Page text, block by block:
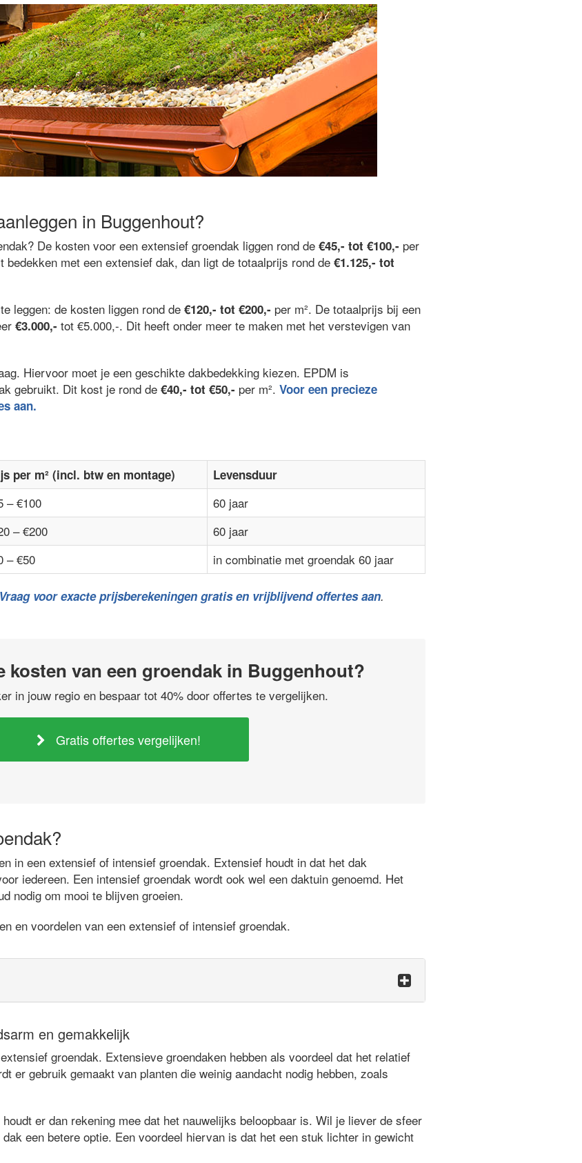
in Buggenhout?
De kosten voor een extensief groendak liggen rond de €45,- tot €100,- per
bedekken met een extensief dak, dan ligt de totaalprijs rond de €1.125,- tot
leggen: de kosten liggen rond de €120,- tot €200,- per m². De totaalprijs bij een
€3.000,- tot €5.000,-. Dit heeft onder meer te maken met het verstevigen van
Hiervoor moet je een geschikte dakbedekking kiezen. EPDM is
gebruikt. Dit kost je rond de €40,- tot €50,- per m². Voor een precieze
aan.
per m² (incl. btw en montage) Levensduur
– €100
60 jaar
– €200
60 jaar
– €50 in combinatie met groendak 60 jaar
Vraag voor exacte prijsberekeningen gratis en vrijblijvend offertes aan.
kosten van een groendak in Buggenhout?
in jouw regio en bespaar tot 40% door offertes te vergelijken.
Gratis offertes vergelijken!
in een extensief of intensief groendak. Extensief houdt in dat het dak
iedereen. Een intensief groendak wordt ook wel een daktuin genoemd. Het
nodig om mooi te blijven groeien.
en voordelen van een extensief of intensief groendak.
en gemakkelijk
groendak. Extensieve groendaken hebben als voordeel dat het relatief
er gebruik gemaakt van planten die weinig aandacht nodig hebben, zoals
er dan rekening mee dat het nauwelijks beloopbaar is. Wil je liever de sfeer
een betere optie. Een voordeel hiervan is dat het een stuk lichter in gewicht